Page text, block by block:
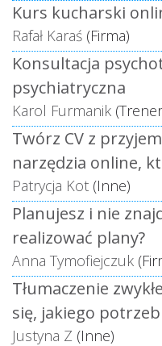
Kurs kucharski
Rafał Karaś (Firma)
Konsultacja
psychiatryczna
Karol Furmanik
Twórz CV z
narzędzia online,
Patrycja Kot (Inne)
Planujesz i nie
realizować plany?
Anna Tymofiejczuk
Tłumaczenie
się, jakiego
Justyna Z (Inne)